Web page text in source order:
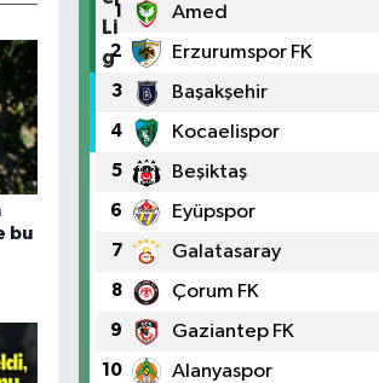
bu
1 Amed
2 Erzurumspor FK
3 Başakşehir
4 Kocaelispor
5 Beşiktaş
6 Eyüpspor
7 Galatasaray
8 Çorum FK
9 Gaziantep FK
10 Alanyaspor